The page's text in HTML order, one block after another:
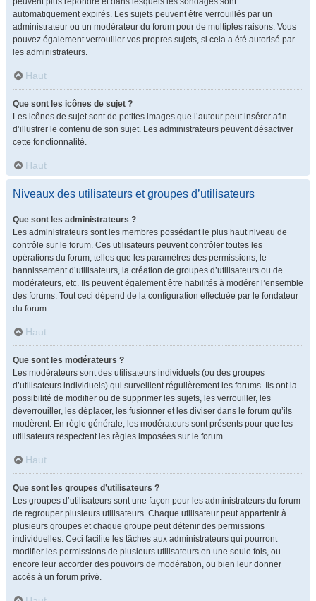
automatiquement expirés. Les sujets peuvent être verrouillés par un
administrateur ou un modérateur du forum pour de multiples raisons. Vous
pouvez également verrouiller vos propres sujets, si cela a été autorisé par
les administrateurs.
Haut
Que sont les icônes de sujet ?
Les icônes de sujet sont de petites images que l’auteur peut insérer afin
d’illustrer le contenu de son sujet. Les administrateurs peuvent désactiver
cette fonctionnalité.
Haut
Niveaux des utilisateurs et groupes d’utilisateurs
Que sont les administrateurs ?
Les administrateurs sont les membres possédant le plus haut niveau de
contrôle sur le forum. Ces utilisateurs peuvent contrôler toutes les
opérations du forum, telles que les paramètres des permissions, le
bannissement d’utilisateurs, la création de groupes d’utilisateurs ou de
modérateurs, etc. Ils peuvent également être habilités à modérer l’ensemble
des forums. Tout ceci dépend de la configuration effectuée par le fondateur
du forum.
Haut
Que sont les modérateurs ?
Les modérateurs sont des utilisateurs individuels (ou des groupes
d’utilisateurs individuels) qui surveillent régulièrement les forums. Ils ont la
possibilité de modifier ou de supprimer les sujets, les verrouiller, les
déverrouiller, les déplacer, les fusionner et les diviser dans le forum qu’ils
modèrent. En règle générale, les modérateurs sont présents pour que les
utilisateurs respectent les règles imposées sur le forum.
Haut
Que sont les groupes d’utilisateurs ?
Les groupes d’utilisateurs sont une façon pour les administrateurs du forum
de regrouper plusieurs utilisateurs. Chaque utilisateur peut appartenir à
plusieurs groupes et chaque groupe peut détenir des permissions
individuelles. Ceci facilite les tâches aux administrateurs qui pourront
modifier les permissions de plusieurs utilisateurs en une seule fois, ou
encore leur accorder des pouvoirs de modération, ou bien leur donner
accès à un forum privé.